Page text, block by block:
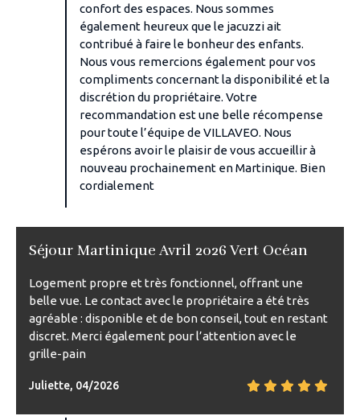
confort des espaces. Nous sommes
également heureux que le jacuzzi ait
contribué à faire le bonheur des enfants.
Nous vous remercions également pour vos
compliments concernant la disponibilité et la
discrétion du propriétaire. Votre
recommandation est une belle récompense
pour toute l’équipe de VILLAVEO. Nous
espérons avoir le plaisir de vous accueillir à
nouveau prochainement en Martinique. Bien
cordialement
Séjour Martinique Avril 2026 Vert Océan
Logement propre et très fonctionnel, offrant une
belle vue. Le contact avec le propriétaire a été très
agréable : disponible et de bon conseil, tout en restant
discret. Merci également pour l’attention avec le
grille-pain
Juliette, 04/2026